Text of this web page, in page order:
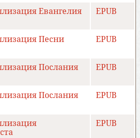
Евангелия
EPUB
Песни
EPUB
Послания
EPUB
Послания
EPUB
EPUB